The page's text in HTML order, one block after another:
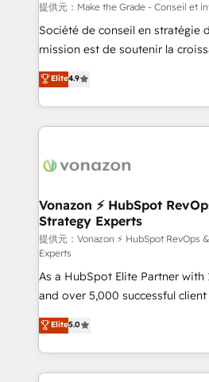
travers le changement, tout en
d’entreprise. Grâce à une méthodologie éprouvée
auprès de plus de 400 clients,
HubSpot dans votre organisation. Pour
question technique ou besoin
提供元：Make the Grade - Conseil et
Société de conseil en stratégie
mission est de soutenir la
B2B à travers l’acquisition de
l'intégration CRM et le
auprès de vos comptes existants. En France
l'international, nous travaillons
delà d’une simple
➤ L’intégration de CRM et de
pour aligner les équipes
support client (data migration,
audit et maintenance) ➤ La création de sites internet
de conversion qui transforment
opportunités d'affaires ➤ La mise en place de
stratégies d'acquisition
inbound, automatisation
emailing) Informations clés : - 10 ans d'expérience -
100+ intégrations CRM
Elite4.9
Vonazon ⚡ HubSpot
Strategy Experts
提供元：Vonazon ⚡ HubSpot RevOps
Experts
As a HubSpot Elite Partner with
and over 5,000 successful
Vonazon turns marketing
measurable, scalable growth.
enterprise-grade campaigns,
builds scalable strategies that
Elite5.0